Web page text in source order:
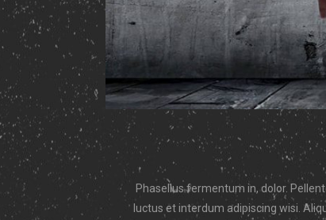
Phasellus fermentum in, dolor.
luctus et interdum adipiscing wisi.